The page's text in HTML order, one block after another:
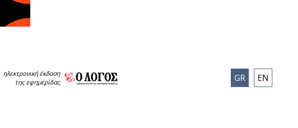
ηλεκτρονική έκδοση
της εφημερίδας
GR EN